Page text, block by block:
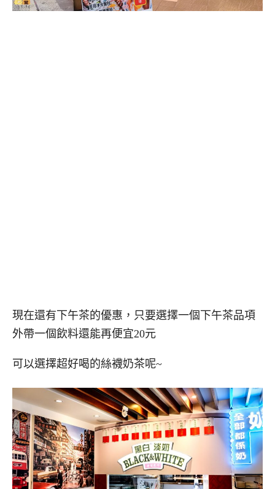
現在還有下午茶的優惠，只要選擇一個下午茶品項
外帶一個飲料還能再便宜20元
可以選擇超好喝的絲襪奶茶呢~